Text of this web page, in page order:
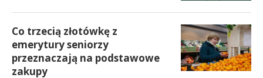
Co trzecią złotówkę z
emerytury seniorzy
przeznaczają na podstawowe
zakupy